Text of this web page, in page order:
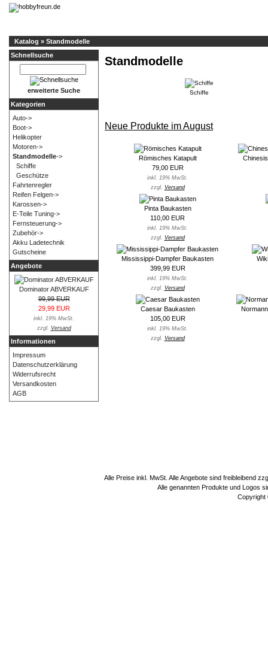
Katalog » Standmodelle
Standmodelle
Schiffe
Neue Produkte im August
Römisches Katapult
79,00 EUR
inkl. 19% MwSt.
zzgl. Versand
Pinta Baukasten
110,00 EUR
inkl. 19% MwSt.
zzgl. Versand
Mississippi-Dampfer Baukasten
399,99 EUR
inkl. 19% MwSt.
zzgl. Versand
Caesar Baukasten
105,00 EUR
inkl. 19% MwSt.
zzgl. Versand
Schnellsuche
erweiterte Suche
Kategorien
Auto->
Boot->
Helikopter
Motoren->
Standmodelle->
Schiffe
Geschütze
Fahrtenregler
Reifen Felgen->
Karossen->
E-Teile Tuning->
Fernsteuerung->
Zubehör->
Akku Ladetechnik
Gutscheine
Angebote
Dominator ABVERKAUF
99,99 EUR
29,99 EUR
inkl. 19% MwSt.
zzgl. Versand
Informationen
Impressum
Datenschutzerklärung
Widerrufsrecht
Versandkosten
AGB
Alle Preise inkl. MwSt. Alle Angebote sind freibleibend
Alle genannten Produkte und Logos